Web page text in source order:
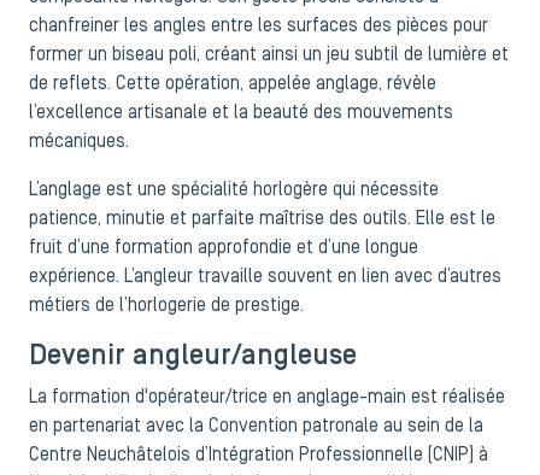
chanfreiner les angles entre les surfaces des pièces pour
former un biseau poli, créant ainsi un jeu subtil de lumière et
de reflets. Cette opération, appelée anglage, révèle
l’excellence artisanale et la beauté des mouvements
mécaniques.
L’anglage est une spécialité horlogère qui nécessite
patience, minutie et parfaite maîtrise des outils. Elle est le
fruit d’une formation approfondie et d’une longue
expérience. L’angleur travaille souvent en lien avec d’autres
métiers de l’horlogerie de prestige.
Devenir angleur/angleuse
La formation d'opérateur/trice en anglage-main est réalisée
en partenariat avec la Convention patronale au sein de la
Centre Neuchâtelois d’Intégration Professionnelle (CNIP) à